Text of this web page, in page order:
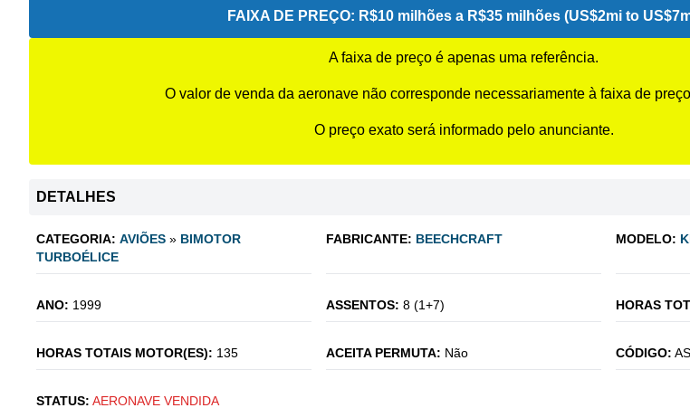
FAIXA DE PREÇO: R$10 milhões a R$35 milhões (US$2mi to
A faixa de preço é apenas uma referência.
O valor de venda da aeronave não corresponde necessariamente à faixa de
O preço exato será informado pelo anunciante.
DETALHES
CATEGORIA: AVIÕES » BIMOTOR
TURBOÉLICE
FABRICANTE: BEECHCRAFT MODELO:
ANO: 1999 ASSENTOS: 8 (1+7) HORAS
HORAS TOTAIS MOTOR(ES): 135 ACEITA PERMUTA: Não CÓDIGO:
STATUS: AERONAVE VENDIDA